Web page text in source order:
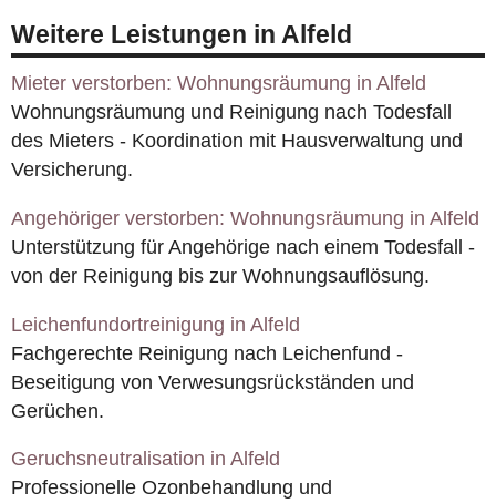
Weitere Leistungen in Alfeld
Mieter verstorben: Wohnungsräumung in Alfeld
Wohnungsräumung und Reinigung nach Todesfall
des Mieters - Koordination mit Hausverwaltung und
Versicherung.
Angehöriger verstorben: Wohnungsräumung in Alfeld
Unterstützung für Angehörige nach einem Todesfall -
von der Reinigung bis zur Wohnungsauflösung.
Leichenfundortreinigung in Alfeld
Fachgerechte Reinigung nach Leichenfund -
Beseitigung von Verwesungsrückständen und
Gerüchen.
Geruchsneutralisation in Alfeld
Professionelle Ozonbehandlung und